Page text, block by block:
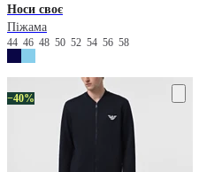
Носи своє
Піжама
44 46 48 50 52 54 56 58
−40%